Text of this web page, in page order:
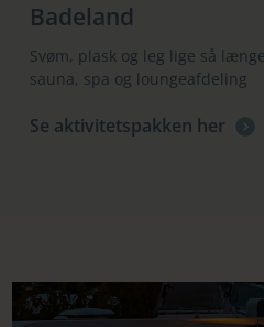
Badeland
Svøm, plask og leg lige så
sauna, spa og loungeafdeling
Se aktivitetspakken her